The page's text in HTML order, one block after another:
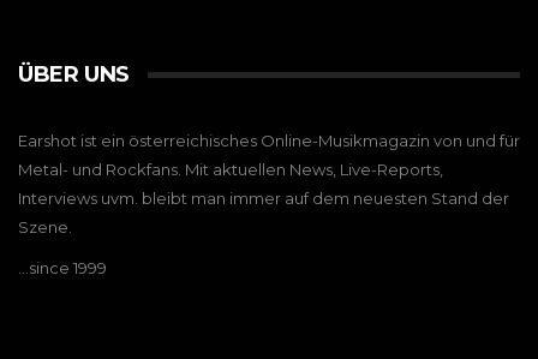
ÜBER UNS
Earshot ist ein österreichisches Online-Musikmagazin von und für
Metal- und Rockfans. Mit aktuellen News, Live-Reports,
Interviews uvm. bleibt man immer auf dem neuesten Stand der
Szene.
…since 1999